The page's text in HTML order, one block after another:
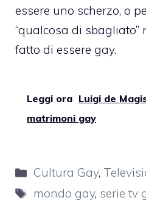
essere uno scherzo, o
“qualcosa di sbagliato”
fatto di essere gay.
Leggi ora Luigi de
matrimoni gay
Categorie
Cultura Gay,
Tag
mondo gay, serie tv